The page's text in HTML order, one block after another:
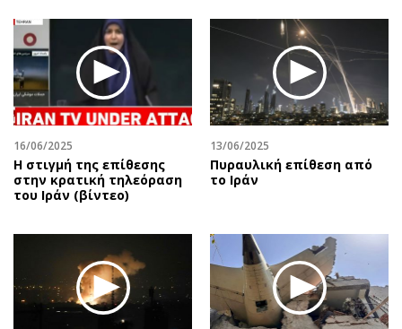
16/06/2025
Η στιγμή της επίθεσης
στην κρατική τηλεόραση
του Ιράν (βίντεο)
13/06/2025
Πυραυλική επίθεση από
το Ιράν